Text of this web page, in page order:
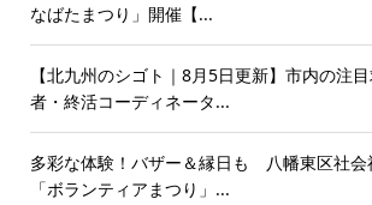
なばたまつり」開催【...
【北九州のシゴト｜8月5日更新】市内の注
者・終活コーディネータ...
多彩な体験！バザー＆縁日も 八幡東区社会
「ボランティアまつり」...